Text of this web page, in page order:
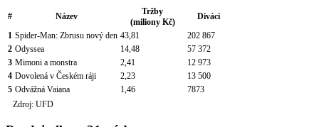
# Název
Tržby
(miliony Kč)
Diváci
1 Spider-Man: Zbrusu nový den 43,81
202 867
2 Odyssea 14,48
57 372
3 Mimoni a monstra 2,41
12 973
4 Dovolená v Českém ráji 2,23
13 500
5 Odvážná Vaiana 1,46
7873
Zdroj: UFD